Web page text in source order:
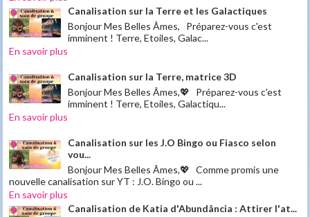
Canalisation sur la Terre et les Galactiques
Bonjour Mes Belles Âmes, Préparez-vous c'est
imminent ! Terre, Etoiles, Galac...
En savoir plus
Canalisation sur la Terre, matrice 3D
Bonjour Mes Belles Âmes,💖 Préparez-vous c'est
imminent ! Terre, Etoiles, Galactiqu...
En savoir plus
Canalisation sur les J.O Bingo ou Fiasco selon
vou...
Bonjour Mes Belles Âmes,💖 Comme promis une
nouvelle canalisation sur YT : J.O. Bingo ou ...
En savoir plus
Canalisation de Katia d'Abundância : Attirer l'at...